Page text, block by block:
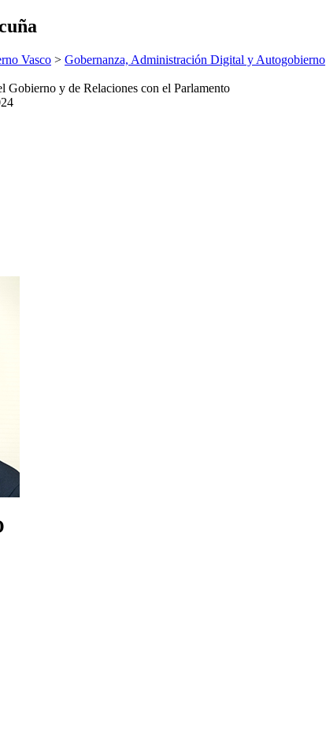
Vasco > Gobernanza, Administración Digital y Autogobierno
Gobierno y de Relaciones con el Parlamento